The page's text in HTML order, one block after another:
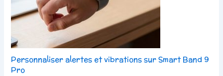
Personnaliser alertes et vibrations sur Smart Band 9
Pro